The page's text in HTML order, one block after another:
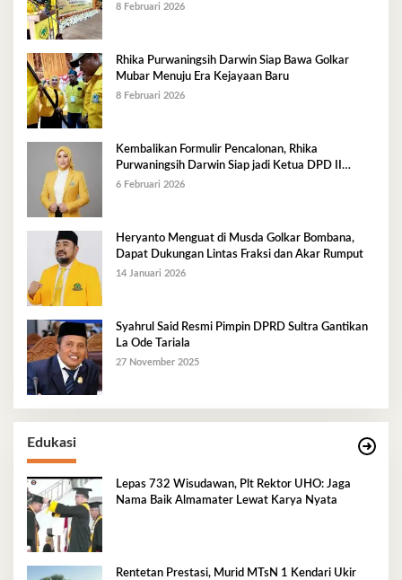
8 Februari 2026
Rhika Purwaningsih Darwin Siap Bawa Golkar
Mubar Menuju Era Kejayaan Baru
8 Februari 2026
Kembalikan Formulir Pencalonan, Rhika
Purwaningsih Darwin Siap jadi Ketua DPD II
Golkar Mubar
6 Februari 2026
Heryanto Menguat di Musda Golkar Bombana,
Dapat Dukungan Lintas Fraksi dan Akar Rumput
14 Januari 2026
Syahrul Said Resmi Pimpin DPRD Sultra Gantikan
La Ode Tariala
27 November 2025
Edukasi
Lepas 732 Wisudawan, Plt Rektor UHO: Jaga
Nama Baik Almamater Lewat Karya Nyata
Rentetan Prestasi, Murid MTsN 1 Kendari Ukir